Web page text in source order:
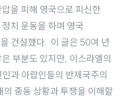
을 피해 영국으로 피신한
치 운동을 하며 영국
건설했다. 이 글은 50여 년
부분도 있지만, 이스라엘의
과 아랍인들의 반제국주의
중동 상황과 투쟁을 이해할